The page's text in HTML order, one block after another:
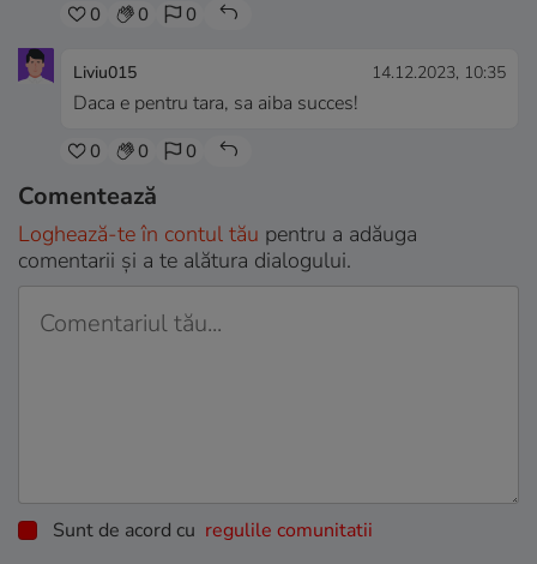
0 0 0
Liviu015 14.12.2023, 10:35
Daca e pentru tara, sa aiba succes!
0 0 0
Comentează
Loghează-te în contul tău pentru a adăuga
comentarii și a te alătura dialogului.
Sunt de acord cu regulile comunitatii